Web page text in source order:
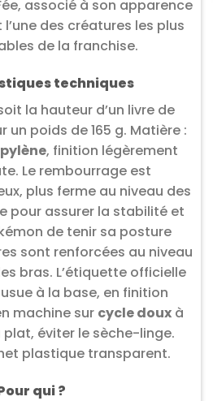
associé à son apparence
des créatures les plus
de la franchise.
techniques
la hauteur d’un livre de
poids de 165 g. Matière :
, finition légèrement
Le rembourrage est
plus ferme au niveau des
pour assurer la stabilité et
de tenir sa posture
sont renforcées au niveau
bras. L’étiquette officielle
à la base, en finition
machine sur cycle doux à
plat, éviter le sèche-linge.
plastique transparent.
qui ?